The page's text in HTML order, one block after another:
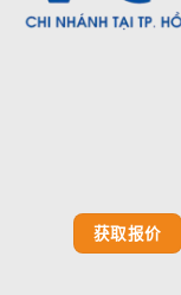
获取报价